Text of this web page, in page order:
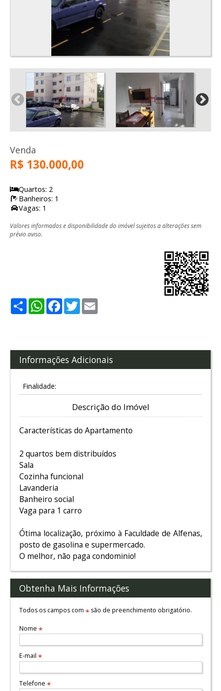
Venda
R$ 130.000,00
Quartos: 2
Banheiros: 1
Vagas: 1
Valores informados e disponibilidade do imóvel sujeitos a alterações sem
prévio aviso.
ShareWhatsApp
Facebook
Twitter
Informações Adicionais
Finalidade:
Descrição do Imóvel
Características do Apartamento
2 quartos bem distribuídos
Sala
Cozinha funcional
Lavanderia
Banheiro social
Vaga para 1 carro
Ótima localização, próximo à Faculdade de Alfenas,
posto de gasolina e supermercado.
O melhor, não paga condominio!
Obtenha Mais Informações
Todos os campos com *são de preenchimento obrigatório.
Nome *
E-mail *
Telefone *